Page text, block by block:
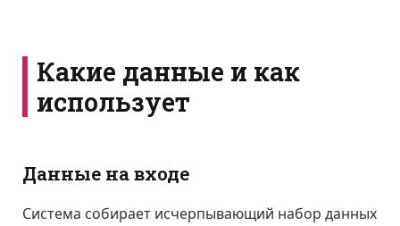
Какие данные и как
использует
Данные на входе
Система собирает исчерпывающий набор данных